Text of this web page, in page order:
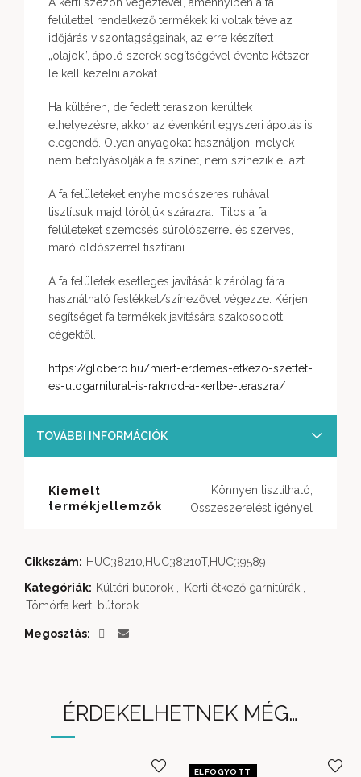
felülettel rendelkező termékek ki voltak téve az
időjárás viszontagságainak, az erre készített
„olajok”, ápoló szerek segítségével évente kétszer
le kell kezelni azokat.
Ha kültéren, de fedett teraszon kerültek
elhelyezésre, akkor az évenként egyszeri ápolás is
elegendő. Olyan anyagokat használjon, melyek
nem befolyásolják a fa színét, nem színezik el azt.
A fa felületeket enyhe mosószeres ruhával
tisztítsuk majd töröljük szárazra. Tilos a fa
felületeket szemcsés súrolószerrel és szerves,
maró oldószerrel tisztítani.
A fa felületek esetleges javítását kizárólag fára
használható festékkel/színezővel végezze. Kérjen
segítséget fa termékek javítására szakosodott
cégektől.
https://globero.hu/miert-erdemes-etkezo-szettet-
es-ulogarniturat-is-raknod-a-kertbe-teraszra/
TOVÁBBI INFORMÁCIÓK
Kiemelt
termékjellemzők
Könnyen tisztítható,
Összeszerelést igényel
Cikkszám: HUC38210,HUC38210T,HUC39589
Kategóriák: Kültéri bútorok Kerti étkező garnitúrák
Tömörfa kerti bútorok
Megosztás
ÉRDEKELHETNEK MÉG…
ELFOGYOTT